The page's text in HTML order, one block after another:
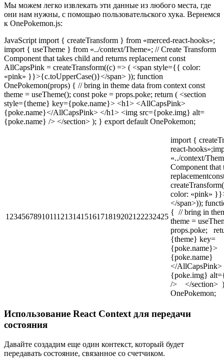
Мы можем легко извлекать эти данные из любого места, где
они нам нужны, с помощью пользовательского хука. Вернемся
к OnePokemon.js:
JavaScript import { createTransform } from «merced-react-hooks»;
import { useTheme } from «../context/Theme»; // Create Transform
Component that takes child and returns replacement const
AllCapsPink = createTransform((c) => ( <span style={{ color:
«pink» }}>{c.toUpperCase()}</span> )); function
OnePokemon(props) { // bring in theme data from context const
theme = useTheme(); const poke = props.poke; return ( <section
style={theme} key={poke.name}> <h1> <AllCapsPink>
{poke.name}</AllCapsPink> </h1> <img src={poke.img} alt=
{poke.name} /> </section> ); } export default OnePokemon;
12345678910111213141516171819202122232425
import {
react-
«../context/
Component that
color: «pink»
</span>));
{ // bring in
theme =
props.poke;
{theme} key=
{poke.name}
</
{poke.img}
/> </section>
OnePokemon;
Использование React Context для передачи
состояния
Давайте создадим еще один контекст, который будет
передавать состояние, связанное со счетчиком.